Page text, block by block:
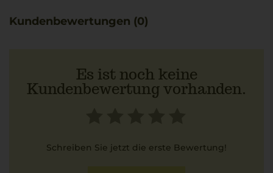
Kalbfleisch und cremiger Thunfischsauce hervorragend
Kundenbewertungen (0)
Es ist noch keine
Kundenbewertung vorhanden.
Schreiben Sie jetzt die erste Bewertung!